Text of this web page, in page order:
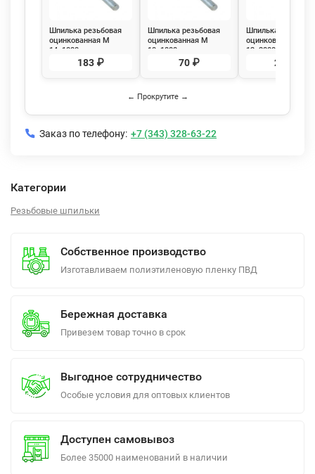
Шпилька резьбовая
оцинкованная М
14х1000
183 ₽
Шпилька резьбовая
оцинкованная М
10х1000
70 ₽
Шпилька
оцинкованная М
12х2000
250 ₽
← Прокрутите →
Заказ по телефону: +7 (343) 328-63-22
Категории
Резьбовые шпильки
Собственное производство
Изготавливаем полиэтиленовую пленку ПВД
Бережная доставка
Привезем товар точно в срок
Выгодное сотрудничество
Особые условия для оптовых клиентов
Доступен самовывоз
Более 35000 наименований в наличии